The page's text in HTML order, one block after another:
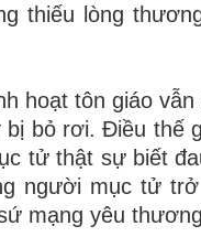
thiếu lòng
hoạt tôn giáo
bỏ rơi. Điều thế
tử thật sự biết
người mục tử
mạng yêu